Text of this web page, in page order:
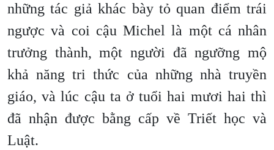
những tác giả khác bày tỏ quan điểm trái
ngược và coi cậu Michel là một cá nhân
trưởng thành, một người đã ngưỡng mộ
khả năng tri thức của những nhà truyền
giáo, và lúc cậu ta ở tuổi hai mươi hai thì
đã nhận được bằng cấp về Triết học và
Luật.